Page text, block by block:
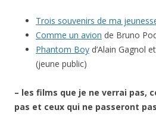
Trois souvenirs de ma
Comme un avion de Bruno
Phantom Boy d’Alain Gagnol
(jeune public)
– les films que je ne verrai pas,
pas et ceux qui ne passeront